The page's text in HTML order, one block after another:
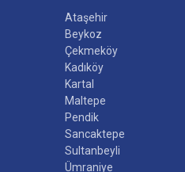
Ataşehir
Beykoz
Çekmeköy
Kadıköy
Kartal
Maltepe
Pendik
Sancaktepe
Sultanbeyli
Ümraniye